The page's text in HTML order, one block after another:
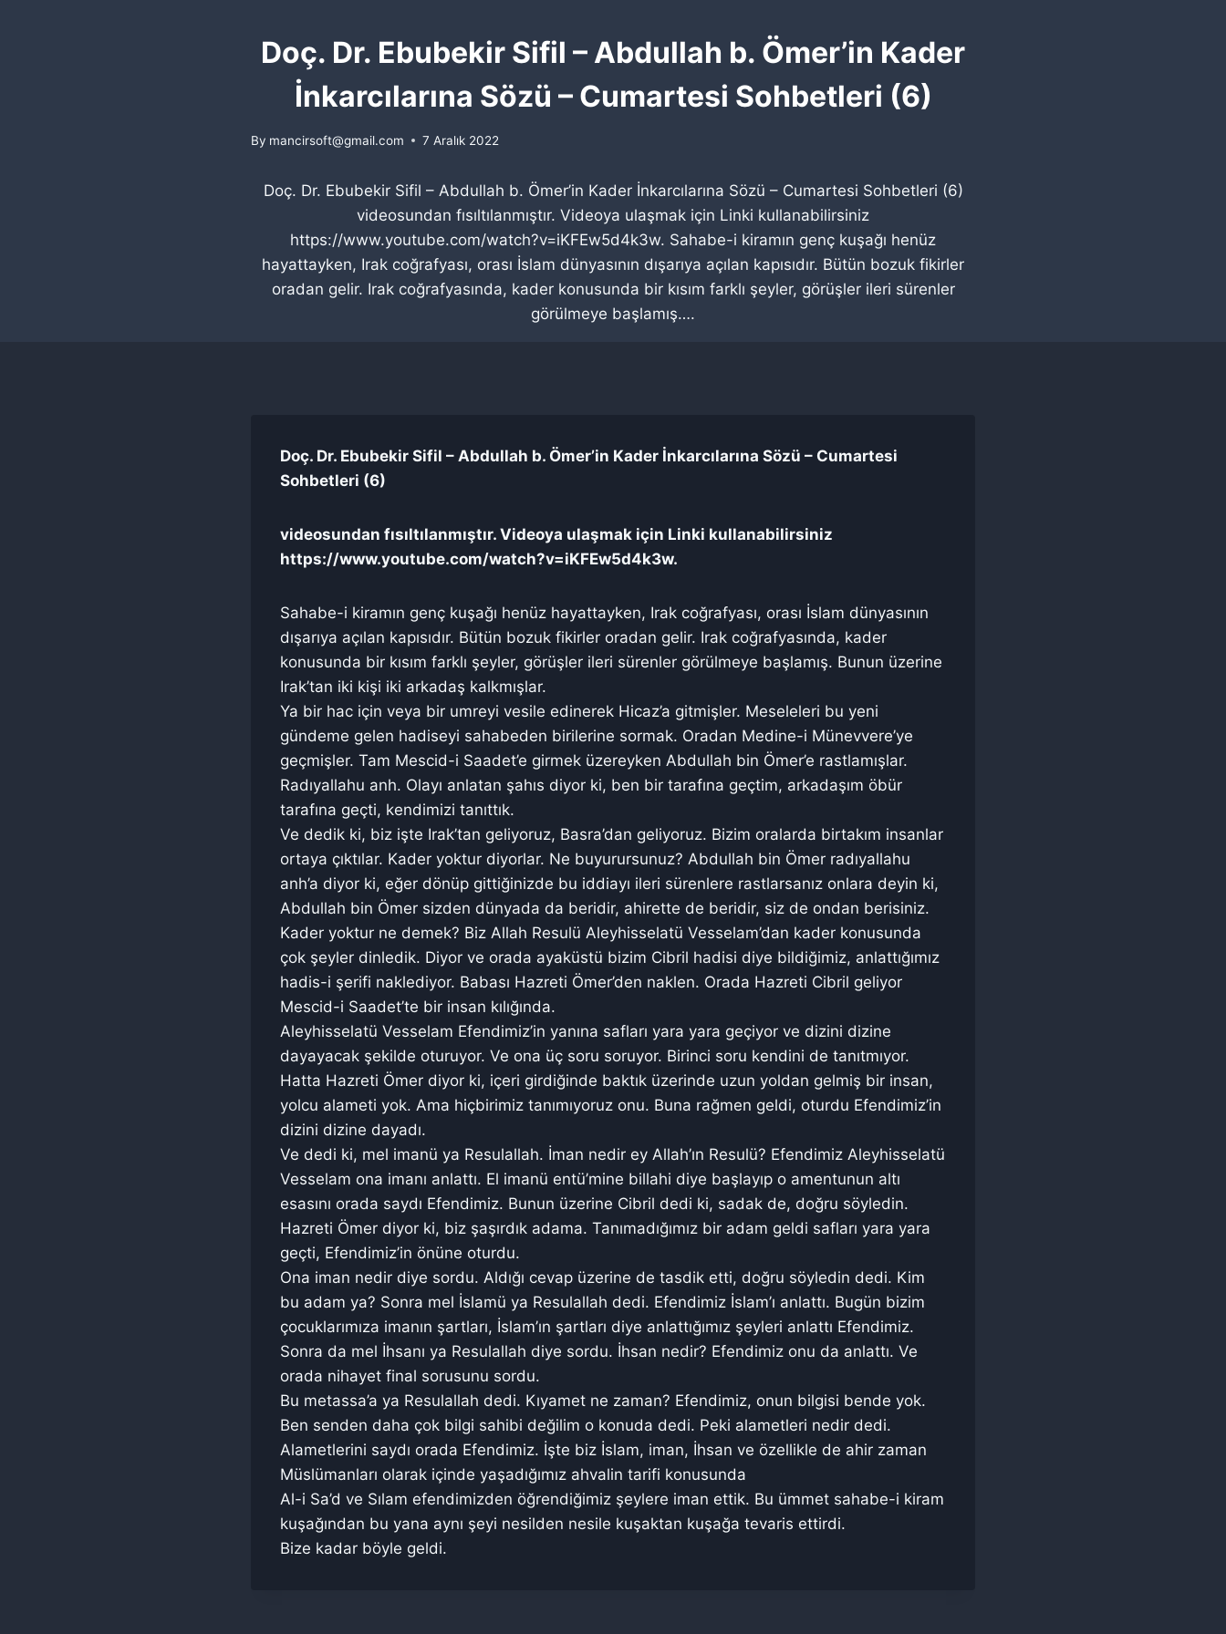
Doç. Dr. Ebubekir Sifil – Abdullah b. Ömer’in Kader
İnkarcılarına Sözü – Cumartesi Sohbetleri (6)
By mancirsoft@gmail.com 7 Aralık 2022
Doç. Dr. Ebubekir Sifil – Abdullah b. Ömer’in Kader İnkarcılarına Sözü – Cumartesi Sohbetleri (6)
videosundan fısıltılanmıştır. Videoya ulaşmak için Linki kullanabilirsiniz
https://www.youtube.com/watch?v=iKFEw5d4k3w. Sahabe-i kiramın genç kuşağı henüz
hayattayken, Irak coğrafyası, orası İslam dünyasının dışarıya açılan kapısıdır. Bütün bozuk fikirler
oradan gelir. Irak coğrafyasında, kader konusunda bir kısım farklı şeyler, görüşler ileri sürenler
görülmeye başlamış….
Doç. Dr. Ebubekir Sifil – Abdullah b. Ömer’in Kader İnkarcılarına Sözü – Cumartesi
Sohbetleri (6)
videosundan fısıltılanmıştır. Videoya ulaşmak için Linki kullanabilirsiniz
https://www.youtube.com/watch?v=iKFEw5d4k3w.
Sahabe-i kiramın genç kuşağı henüz hayattayken, Irak coğrafyası, orası İslam dünyasının
dışarıya açılan kapısıdır. Bütün bozuk fikirler oradan gelir. Irak coğrafyasında, kader
konusunda bir kısım farklı şeyler, görüşler ileri sürenler görülmeye başlamış. Bunun üzerine
Irak’tan iki kişi iki arkadaş kalkmışlar.
Ya bir hac için veya bir umreyi vesile edinerek Hicaz’a gitmişler. Meseleleri bu yeni
gündeme gelen hadiseyi sahabeden birilerine sormak. Oradan Medine-i Münevvere’ye
geçmişler. Tam Mescid-i Saadet’e girmek üzereyken Abdullah bin Ömer’e rastlamışlar.
Radıyallahu anh. Olayı anlatan şahıs diyor ki, ben bir tarafına geçtim, arkadaşım öbür
tarafına geçti, kendimizi tanıttık.
Ve dedik ki, biz işte Irak’tan geliyoruz, Basra’dan geliyoruz. Bizim oralarda birtakım insanlar
ortaya çıktılar. Kader yoktur diyorlar. Ne buyurursunuz? Abdullah bin Ömer radıyallahu
anh’a diyor ki, eğer dönüp gittiğinizde bu iddiayı ileri sürenlere rastlarsanız onlara deyin ki,
Abdullah bin Ömer sizden dünyada da beridir, ahirette de beridir, siz de ondan berisiniz.
Kader yoktur ne demek? Biz Allah Resulü Aleyhisselatü Vesselam’dan kader konusunda
çok şeyler dinledik. Diyor ve orada ayaküstü bizim Cibril hadisi diye bildiğimiz, anlattığımız
hadis-i şerifi naklediyor. Babası Hazreti Ömer’den naklen. Orada Hazreti Cibril geliyor
Mescid-i Saadet’te bir insan kılığında.
Aleyhisselatü Vesselam Efendimiz’in yanına safları yara yara geçiyor ve dizini dizine
dayayacak şekilde oturuyor. Ve ona üç soru soruyor. Birinci soru kendini de tanıtmıyor.
Hatta Hazreti Ömer diyor ki, içeri girdiğinde baktık üzerinde uzun yoldan gelmiş bir insan,
yolcu alameti yok. Ama hiçbirimiz tanımıyoruz onu. Buna rağmen geldi, oturdu Efendimiz’in
dizini dizine dayadı.
Ve dedi ki, mel imanü ya Resulallah. İman nedir ey Allah’ın Resulü? Efendimiz Aleyhisselatü
Vesselam ona imanı anlattı. El imanü entü’mine billahi diye başlayıp o amentunun altı
esasını orada saydı Efendimiz. Bunun üzerine Cibril dedi ki, sadak de, doğru söyledin.
Hazreti Ömer diyor ki, biz şaşırdık adama. Tanımadığımız bir adam geldi safları yara yara
geçti, Efendimiz’in önüne oturdu.
Ona iman nedir diye sordu. Aldığı cevap üzerine de tasdik etti, doğru söyledin dedi. Kim
bu adam ya? Sonra mel İslamü ya Resulallah dedi. Efendimiz İslam’ı anlattı. Bugün bizim
çocuklarımıza imanın şartları, İslam’ın şartları diye anlattığımız şeyleri anlattı Efendimiz.
Sonra da mel İhsanı ya Resulallah diye sordu. İhsan nedir? Efendimiz onu da anlattı. Ve
orada nihayet final sorusunu sordu.
Bu metassa’a ya Resulallah dedi. Kıyamet ne zaman? Efendimiz, onun bilgisi bende yok.
Ben senden daha çok bilgi sahibi değilim o konuda dedi. Peki alametleri nedir dedi.
Alametlerini saydı orada Efendimiz. İşte biz İslam, iman, İhsan ve özellikle de ahir zaman
Müslümanları olarak içinde yaşadığımız ahvalin tarifi konusunda
Al-i Sa’d ve Sılam efendimizden öğrendiğimiz şeylere iman ettik. Bu ümmet sahabe-i kiram
kuşağından bu yana aynı şeyi nesilden nesile kuşaktan kuşağa tevaris ettirdi.
Bize kadar böyle geldi.